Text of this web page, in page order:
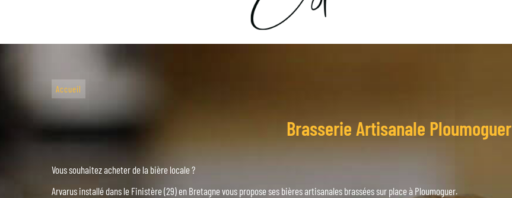
Accueil
Brasserie Artisanale Ploumoguer
Vous souhaitez acheter de la bière locale ?
Arvarus installé dans le Finistère (29) en Bretagne vous propose ses bières artisanales brassées sur place à Ploumoguer.